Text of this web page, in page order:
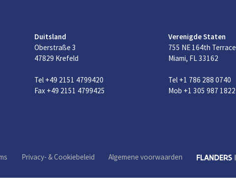
Duitsland
Oberstraße 3
47829 Krefeld
Tel +49 2151 4799420
Fax +49 2151 4799425
Verenigde Staten
755 NE 164th Terrace
Miami, FL 33162
Tel +1 786 288 0740
Mob +1 305 987 1822
Privacy- & Cookiebeleid Algemene voorwaarden